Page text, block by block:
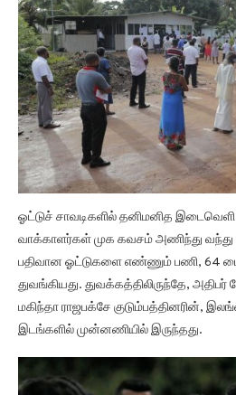
ஓட்டுச் சாவடிகளில் தனிமனித இடைவெளி
வாக்காளர்கள் முக கவசம் அணிந்து வந்து
பதிவான ஓட்டுகளை எண்ணும் பணி, 64
துவங்கியது. துவக்கத்திலிருந்தே,
மகிந்தா ராஜபக்சே குடும்பத்தினரின்,
இடங்களில் முன்னணியில் இருந்தது.